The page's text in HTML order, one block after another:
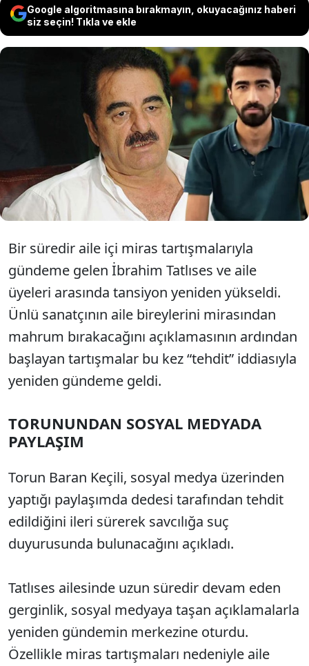
Google algoritmasına bırakmayın, okuyacağınız haberi
siz seçin! Tıkla ve ekle
Ünlü sanatçı İbrahim Tatlıses ile torunu Baran
Keçili arasındaki gerilim yeni bir boyuta taşındı.
Baran Tatlıses, sosyal medya hesabından
yaptığı açıklamada dedesi tarafından annesi ve
kız kardeşi üzerinden tehdit edildiğini öne
sürdü.
Bir süredir aile içi miras tartışmalarıyla
gündeme gelen İbrahim Tatlıses ve aile
üyeleri arasında tansiyon yeniden yükseldi.
Ünlü sanatçının aile bireylerini mirasından
mahrum bırakacağını açıklamasının ardından
başlayan tartışmalar bu kez “tehdit” iddiasıyla
yeniden gündeme geldi.
TORUNUNDAN SOSYAL MEDYADA
PAYLAŞIM
Torun Baran Keçili, sosyal medya üzerinden
yaptığı paylaşımda dedesi tarafından tehdit
edildiğini ileri sürerek savcılığa suç
duyurusunda bulunacağını açıkladı.
Tatlıses ailesinde uzun süredir devam eden
gerginlik, sosyal medyaya taşan açıklamalarla
yeniden gündemin merkezine oturdu.
Özellikle miras tartışmaları nedeniyle aile